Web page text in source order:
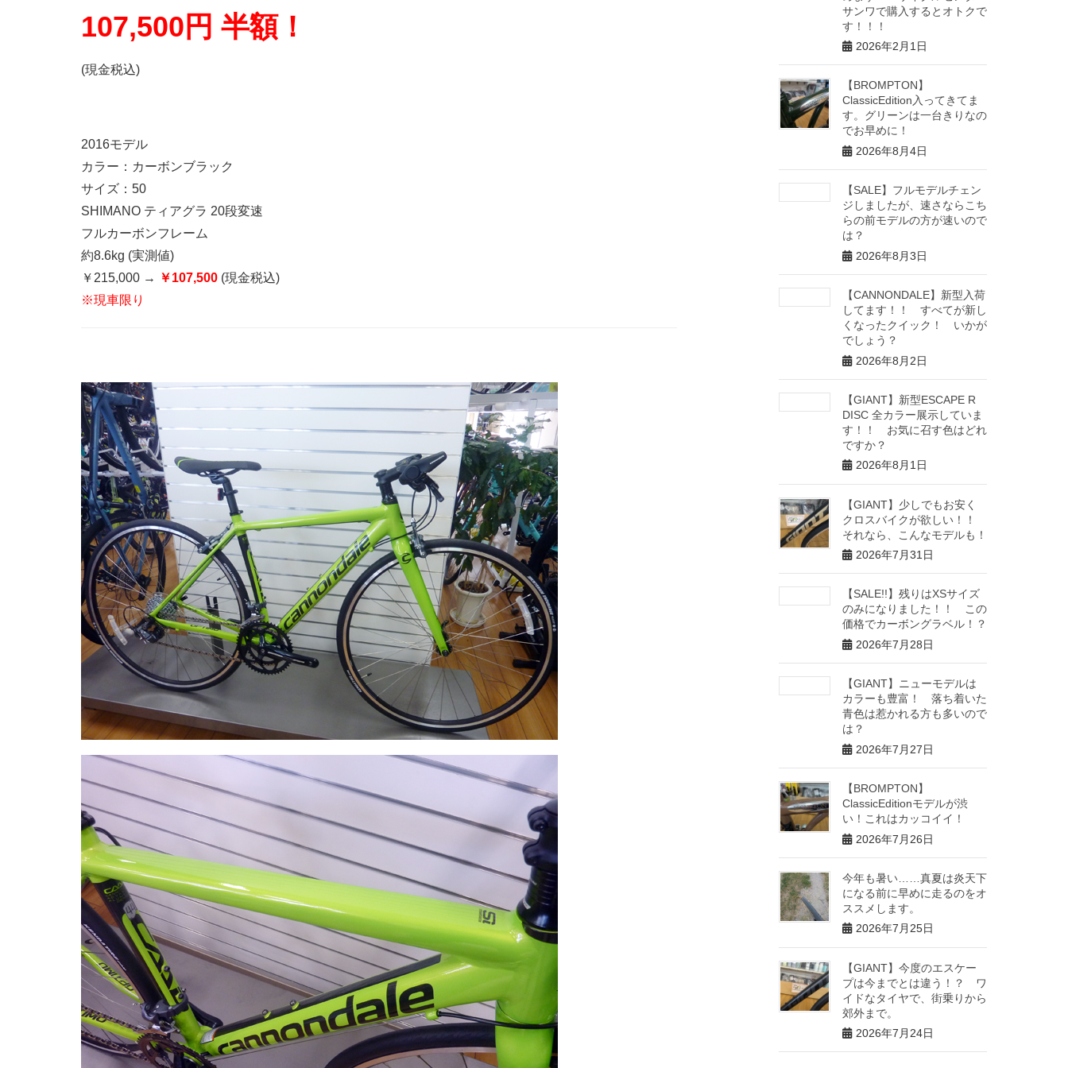
107,500円 半額！
(現金税込)
2016モデル
カラー：カーボンブラック
サイズ：50
SHIMANO ティアグラ 20段変速
フルカーボンフレーム
約8.6kg (実測値)
￥215,000 →
￥107,500 (現金税込)
※現車限り
サンワで購入するとオトクで
す！！！
2026年2月1日
【BROMPTON】
ClassicEdition入ってきてま
す。グリーンは一台きりなの
でお早めに！
2026年8月4日
【SALE】フルモデルチェン
ジしましたが、速さならこち
らの前モデルの方が速いので
は？
2026年8月3日
【CANNONDALE】新型入荷
してます！！ すべてが新し
くなったクイック！ いかが
でしょう？
2026年8月2日
【GIANT】新型ESCAPE R
DISC 全カラー展示していま
す！！ お気に召す色はどれ
ですか？
2026年8月1日
【GIANT】少しでもお安く
クロスバイクが欲しい！！
それなら、こんなモデルも！
2026年7月31日
【SALE!!】残りはXSサイズ
のみになりました！！ この
価格でカーボングラベル！？
2026年7月28日
【GIANT】ニューモデルは
カラーも豊富！ 落ち着いた
青色は惹かれる方も多いので
は？
2026年7月27日
【BROMPTON】
ClassicEditionモデルが渋
い！これはカッコイイ！
2026年7月26日
今年も暑い……真夏は炎天下
になる前に早めに走るのをオ
ススメします。
2026年7月25日
【GIANT】今度のエスケー
プは今までとは違う！？ ワ
イドなタイヤで、街乗りから
郊外まで。
2026年7月24日